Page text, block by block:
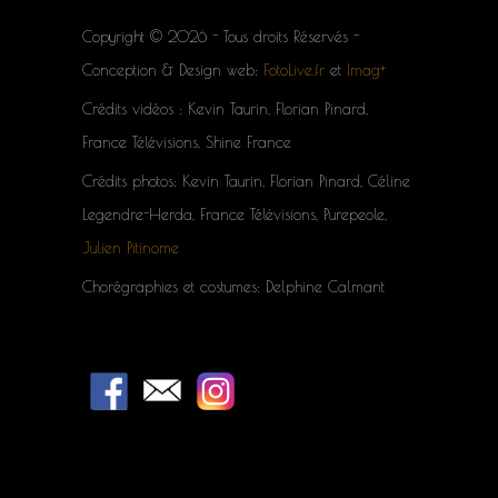
Copyright © 2026 - Tous droits Réservés -
Conception & Design web: FotoLive.fr et Imag+
Crédits vidéos : Kevin Taurin, Florian Pinard,
France Télévisions, Shine France
Crédits photos: Kevin Taurin, Florian Pinard, Céline
Legendre-Herda, France Télévisions, Purepeole,
Julien Pitinome
Chorégraphies et costumes: Delphine Calmant